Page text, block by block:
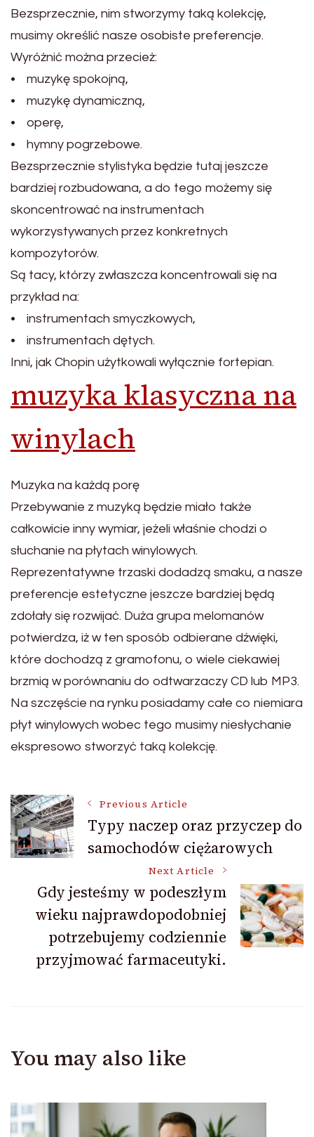
Bezsprzecznie, nim stworzymy taką kolekcję,
musimy określić nasze osobiste preferencje.
Wyróżnić można przecież:
• muzykę spokojną,
• muzykę dynamiczną,
• operę,
• hymny pogrzebowe.
Bezsprzecznie stylistyka będzie tutaj jeszcze
bardziej rozbudowana, a do tego możemy się
skoncentrować na instrumentach
wykorzystywanych przez konkretnych
kompozytorów.
Są tacy, którzy zwłaszcza koncentrowali się na
przykład na:
• instrumentach smyczkowych,
• instrumentach dętych.
Inni, jak Chopin użytkowali wyłącznie fortepian.
muzyka klasyczna na
winylach
Muzyka na każdą porę
Przebywanie z muzyką będzie miało także
całkowicie inny wymiar, jeżeli właśnie chodzi o
słuchanie na płytach winylowych.
Reprezentatywne trzaski dodadzą smaku, a nasze
preferencje estetyczne jeszcze bardziej będą
zdołały się rozwijać. Duża grupa melomanów
potwierdza, iż w ten sposób odbierane dźwięki,
które dochodzą z gramofonu, o wiele ciekawiej
brzmią w porównaniu do odtwarzaczy CD lub MP3.
Na szczęście na rynku posiadamy całe co niemiara
płyt winylowych wobec tego musimy niesłychanie
ekspresowo stworzyć taką kolekcję.
Post
Navigation
Previous Article
Typy naczep oraz przyczep do
samochodów ciężarowych
Next Article
Gdy jesteśmy w podeszłym
wieku najprawdopodobniej
potrzebujemy codziennie
przyjmować farmaceutyki.
You may also like